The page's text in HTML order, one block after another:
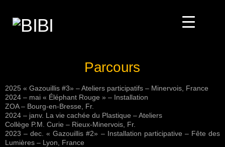
Parcours
2025 « Gazouillis #3» – Ateliers participatifs – Minervois, France
2024 – mai « Éléphant Rouge » – Installation
ZOA – Bourg-en-Bresse, Fr.
2024 – janv. La vie cachée du Plastique – Ateliers
Collège P.M. Curie – Rieux-Minervois, Fr.
2023 – dec. « Gazouillis #2» – Installation participative – Fête des
Lumières – Lyon, France